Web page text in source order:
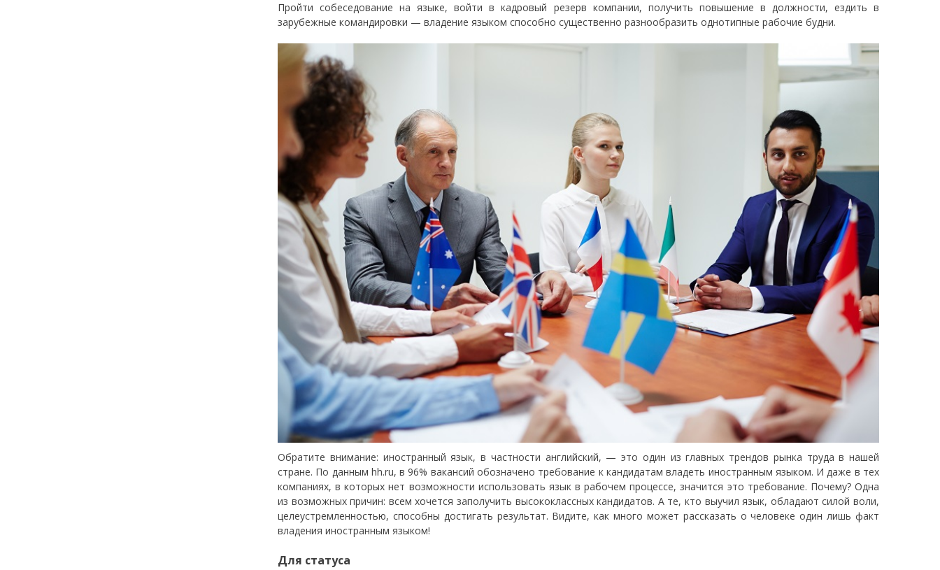
Пройти собеседование на языке, войти в кадровый резерв компании, получить повышение в должности, ездить в
зарубежные командировки — владение языком способно существенно разнообразить однотипные рабочие будни.
Обратите внимание: иностранный язык, в частности английский, — это один из главных трендов рынка труда в нашей
стране. По данным hh.ru, в 96% вакансий обозначено требование к кандидатам владеть иностранным языком. И даже в тех
компаниях, в которых нет возможности использовать язык в рабочем процессе, значится это требование. Почему? Одна
из возможных причин: всем хочется заполучить высококлассных кандидатов. А те, кто выучил язык, обладают силой воли,
целеустремленностью, способны достигать результат. Видите, как много может рассказать о человеке один лишь факт
владения иностранным языком!
Для статуса